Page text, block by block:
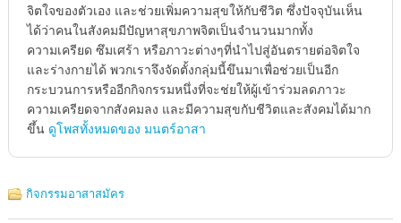
จิตใจของตัวเอง และช่วยเพิ่มความสุขให้กับชีวิต ซึ่งปัจจุบันเห็น
ได้ว่าคนในสังคมมีปัญหาสุขภาพจิตเป็นจำนวนมากทั้ง
ความเครียด ซึมเศร้า หรือภาวะต่างๆที่นำไปสู่อันตรายต่อจิตใจ
และร่างกายได้ พวกเราจึงจัดตั้งกลุ่มนี้ขึนมาเพื่อช่วยเป็นอีก
กระบวนการหรืออีกกิจกรรมหนึ่งที่จะช่ยให้ผู้เข้าร่วมลดภาวะ
ความเครียดจากสังคมลง และมีความสุขกับชีวิตและสังคมได้มาก
ขึ้น ดูโพสทั้งหมดของ มนตร์อาสา
กิจกรรมอาสาสมัคร